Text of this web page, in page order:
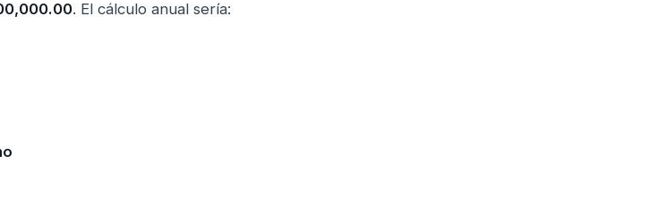
. El cálculo anual sería: